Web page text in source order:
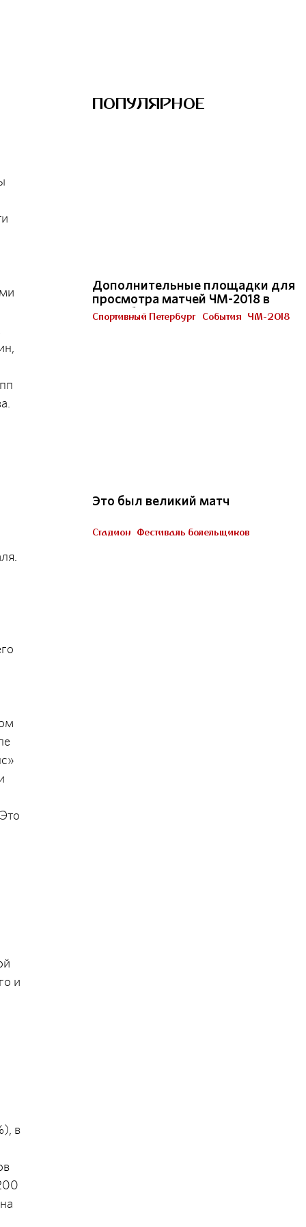
и
в
ПОПУЛЯРНОЕ
Дополнительные площадки для
просмотра матчей ЧМ-2018 в
Петербурге
Спортивный Петербург События ЧМ-2018
Это был великий матч
Стадион Фестиваль болельщиков